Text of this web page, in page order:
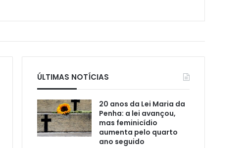
ÚLTIMAS NOTÍCIAS
20 anos da Lei Maria da
Penha: a lei avançou,
mas feminicídio
aumenta pelo quarto
ano seguido